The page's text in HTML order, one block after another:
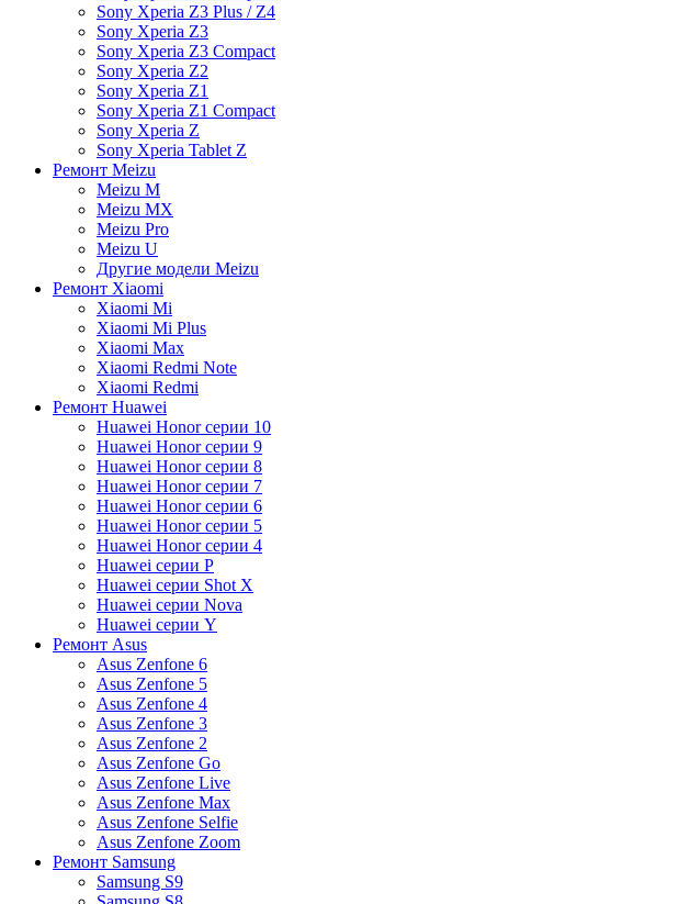
Sony Xperia Z3 Plus / Z4
Sony Xperia Z3
Sony Xperia Z3 Compact
Sony Xperia Z2
Sony Xperia Z1
Sony Xperia Z1 Compact
Sony Xperia Z
Sony Xperia Tablet Z
Ремонт Meizu
Meizu M
Meizu MX
Meizu Pro
Meizu U
Другие модели Meizu
Ремонт Xiaomi
Xiaomi Mi
Xiaomi Mi Plus
Xiaomi Max
Xiaomi Redmi Note
Xiaomi Redmi
Ремонт Huawei
Huawei Honor серии 10
Huawei Honor серии 9
Huawei Honor серии 8
Huawei Honor серии 7
Huawei Honor серии 6
Huawei Honor серии 5
Huawei Honor серии 4
Huawei серии P
Huawei серии Shot X
Huawei серии Nova
Huawei серии Y
Ремонт Asus
Asus Zenfone 6
Asus Zenfone 5
Asus Zenfone 4
Asus Zenfone 3
Asus Zenfone 2
Asus Zenfone Go
Asus Zenfone Live
Asus Zenfone Max
Asus Zenfone Selfie
Asus Zenfone Zoom
Ремонт Samsung
Samsung S9